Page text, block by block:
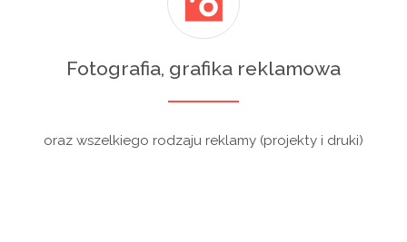
Fotografia, grafika reklamowa
oraz wszelkiego rodzaju reklamy (projekty i druki)